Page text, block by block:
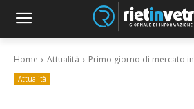
Home Attualità Primo giorno di mercato
Attualità